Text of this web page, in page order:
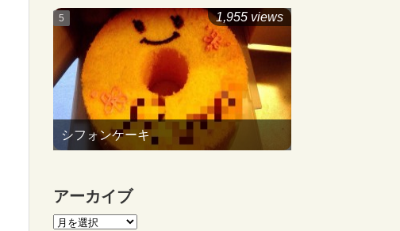
シフォンケーキ
1,955 views
アーカイブ